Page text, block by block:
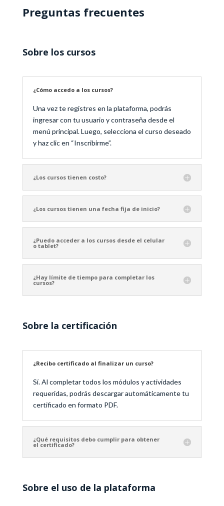
Preguntas frecuentes
Sobre los cursos
¿Cómo accedo a los cursos?
Una vez te registres en la plataforma, podrás
ingresar con tu usuario y contraseña desde el
menú principal. Luego, selecciona el curso deseado
y haz clic en “Inscribirme”.
¿Los cursos tienen costo?
¿Los cursos tienen una fecha fija de inicio?
¿Puedo acceder a los cursos desde el celular
o tablet?
¿Hay límite de tiempo para completar los
cursos?
Sobre la certificación
¿Recibo certificado al finalizar un curso?
Sí. Al completar todos los módulos y actividades
requeridas, podrás descargar automáticamente tu
certificado en formato PDF.
¿Qué requisitos debo cumplir para obtener
el certificado?
Sobre el uso de la plataforma